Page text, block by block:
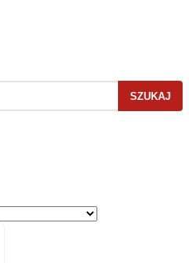
SZUKAJ